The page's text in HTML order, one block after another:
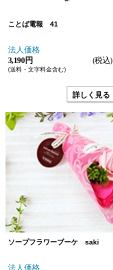
ことば電報 41
法人価格
3,190 円
(税込)
(送料・文字料金含む)
詳しく見る
ソープフラワーブーケ saki
法人価格